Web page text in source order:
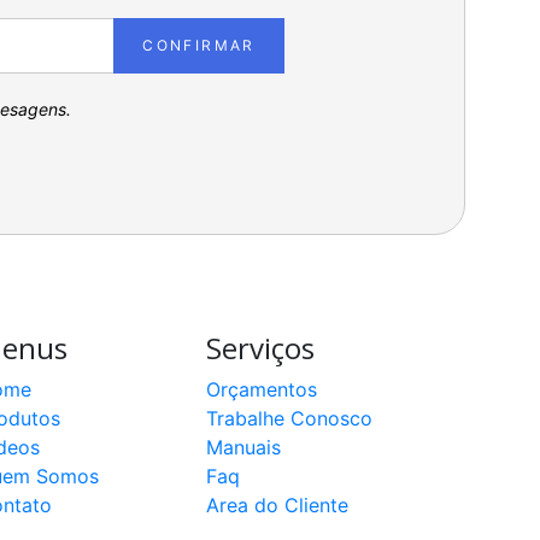
CONFIRMAR
Somos
Serviços
Orçamentos
Trabalhe Conosco
Manuais
Faq
Area do Cliente